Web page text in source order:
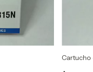
Cartucho